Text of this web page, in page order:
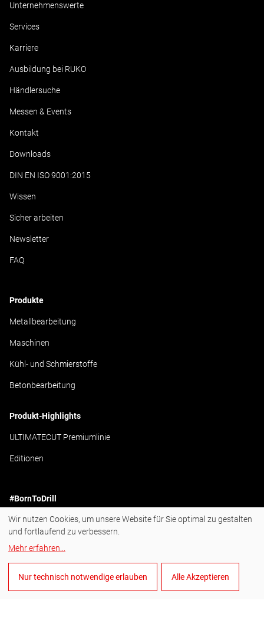
Unternehmenswerte
Services
Karriere
Ausbildung bei RUKO
Händlersuche
Messen & Events
Kontakt
Downloads
DIN EN ISO 9001:2015
Wissen
Sicher arbeiten
Newsletter
FAQ
Produkte
Metallbearbeitung
Maschinen
Kühl- und Schmierstoffe
Betonbearbeitung
Produkt-Highlights
ULTIMATECUT Premiumlinie
Editionen
#BornToDrill
Instagram
YouTube
Wir nutzen Cookies, um unsere Website für Sie optimal zu gestalten
und fortlaufend zu verbessern.
Mehr erfahren
Nur technisch notwendige erlauben Alle Akzeptieren